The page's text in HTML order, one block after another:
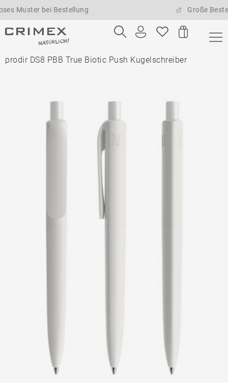
bei Bestellung Große
prodir DS8 PBB True Biotic Push Kugelschreiber